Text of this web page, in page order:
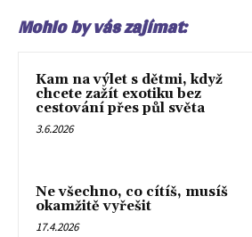
Mohlo by vás zajímat:
Kam na výlet s dětmi, když
chcete zažít exotiku bez
cestování přes půl světa
3.6.2026
Ne všechno, co cítíš, musíš
okamžitě vyřešit
17.4.2026